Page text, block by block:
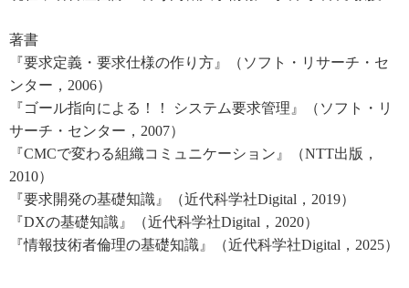
著書
『要求定義・要求仕様の作り方』（ソフト・リサーチ・セ
ンター，2006）
『ゴール指向による！！ システム要求管理』（ソフト・リ
サーチ・センター，2007）
『CMCで変わる組織コミュニケーション』（NTT出版，
2010）
『要求開発の基礎知識』（近代科学社Digital，2019）
『DXの基礎知識』（近代科学社Digital，2020）
『情報技術者倫理の基礎知識』（近代科学社Digital，2025）